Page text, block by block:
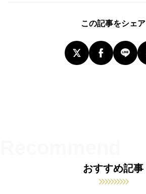
この記事をシェア
おすすめ記事